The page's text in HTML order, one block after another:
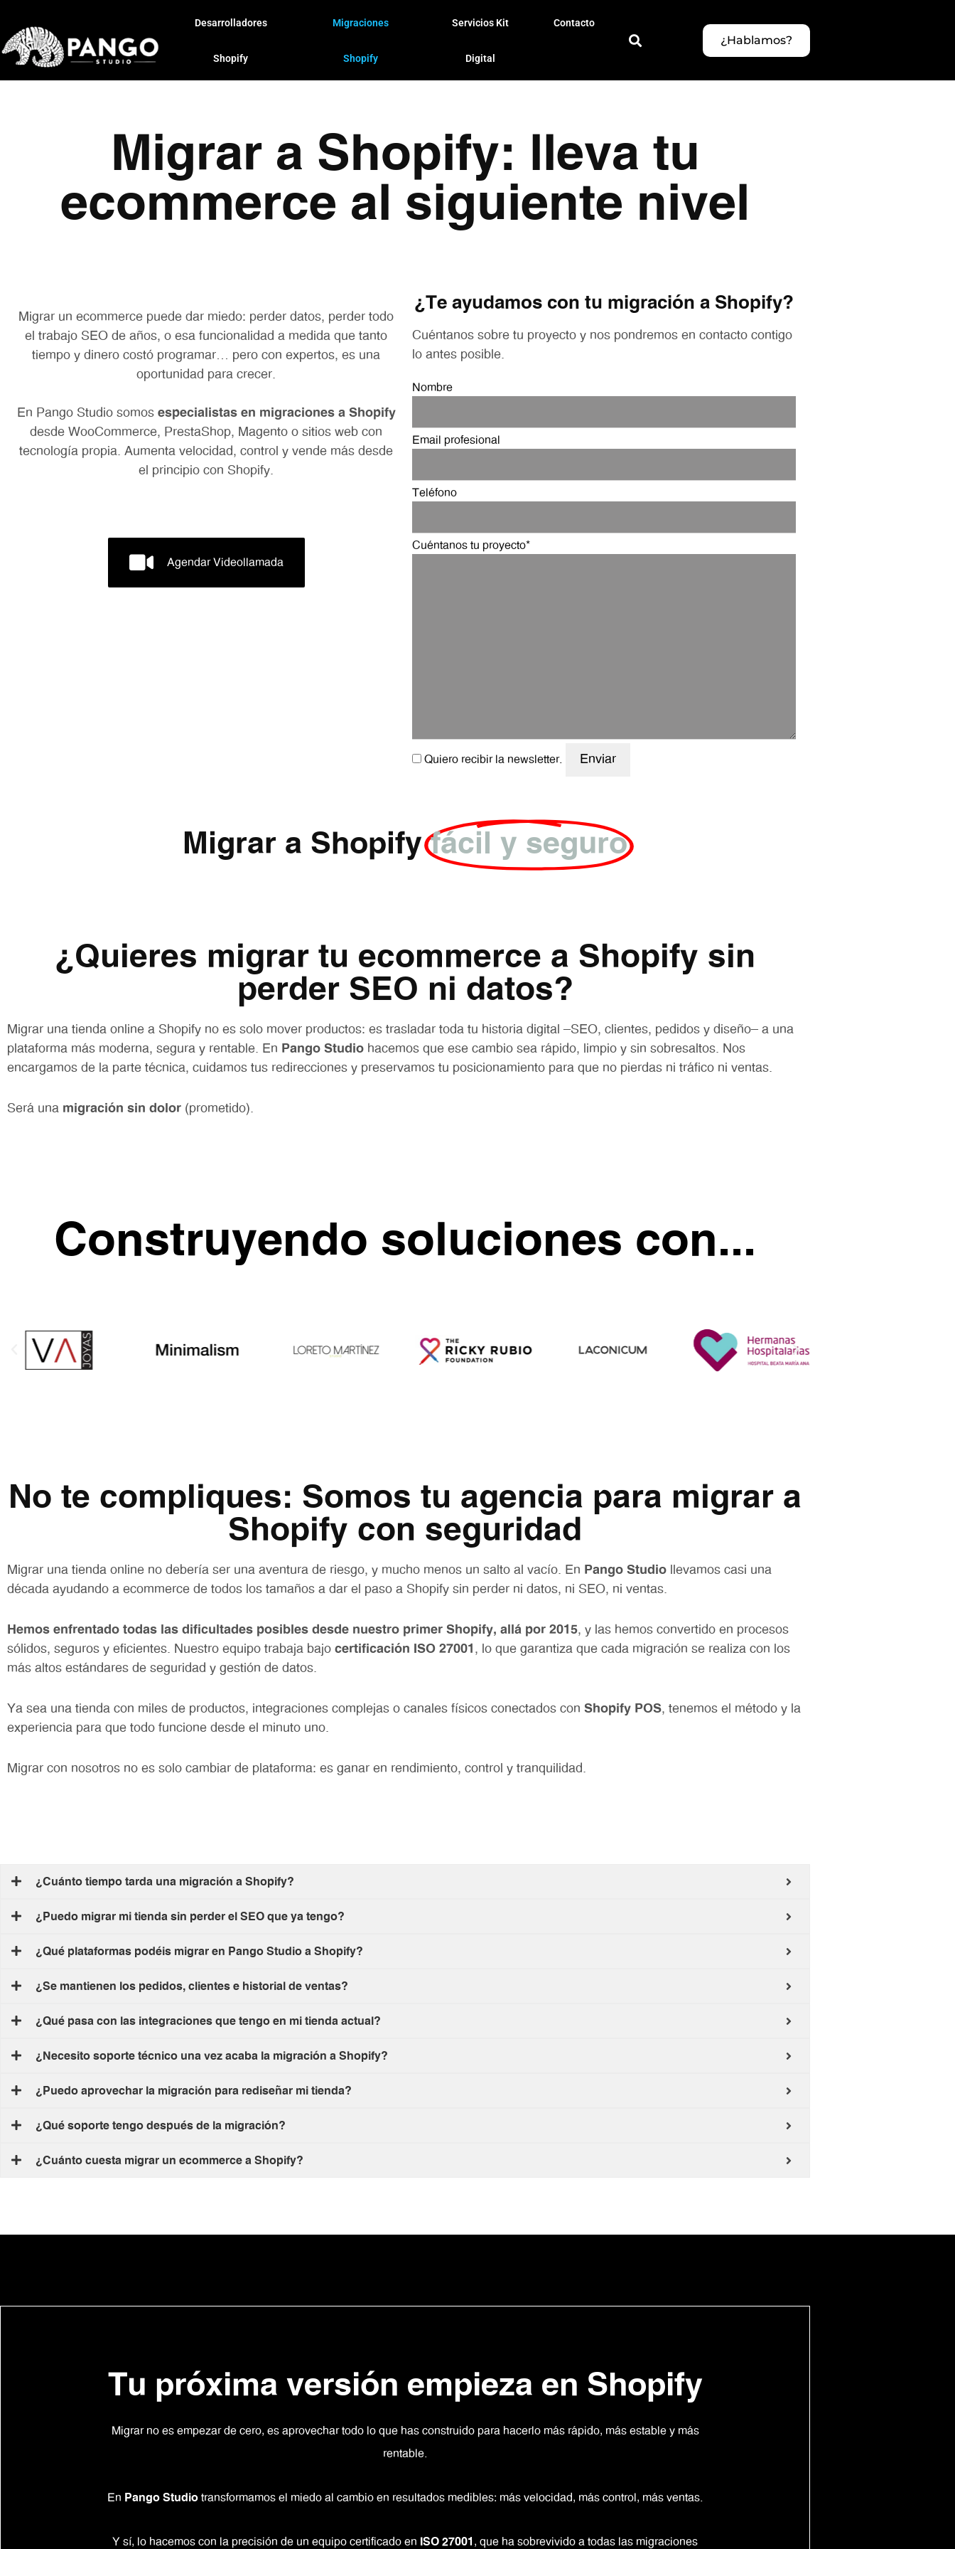
Desarrolladores
Shopify
Migraciones
Shopify
Servicios Kit
Digital
Contacto
¿Hablamos?
Migrar a Shopify: lleva tu
ecommerce al siguiente nivel
Migrar un ecommerce puede dar miedo: perder datos, perder todo
el trabajo SEO de años, o esa funcionalidad a medida que tanto
tiempo y dinero costó programar… pero con expertos, es una
oportunidad para crecer.
En Pango Studio somos especialistas en migraciones a Shopify
desde WooCommerce, PrestaShop, Magento o sitios web con
tecnología propia. Aumenta velocidad, control y vende más desde
el principio con Shopify.
Agendar Videollamada
¿Te ayudamos con tu migración a Shopify?
Cuéntanos sobre tu proyecto y nos pondremos en contacto contigo
lo antes posible.
Nombre
Email profesional
Teléfono
Cuéntanos tu proyecto*
Quiero recibir la newsletter.
Migrar a Shopify fácil y seguro
¿Quieres migrar tu ecommerce a Shopify sin
perder SEO ni datos?
Migrar una tienda online a Shopify no es solo mover productos: es trasladar toda tu historia digital —SEO, clientes, pedidos y diseño— a una
plataforma más moderna, segura y rentable. En Pango Studio hacemos que ese cambio sea rápido, limpio y sin sobresaltos. Nos
encargamos de la parte técnica, cuidamos tus redirecciones y preservamos tu posicionamiento para que no pierdas ni tráfico ni ventas.
Será una migración sin dolor (prometido).
Construyendo soluciones con...
No te compliques: Somos tu agencia para migrar a
Shopify con seguridad
Migrar una tienda online no debería ser una aventura de riesgo, y mucho menos un salto al vacío. En Pango Studio llevamos casi una
década ayudando a ecommerce de todos los tamaños a dar el paso a Shopify sin perder ni datos, ni SEO, ni ventas.
Hemos enfrentado todas las dificultades posibles desde nuestro primer Shopify, allá por 2015, y las hemos convertido en procesos
sólidos, seguros y eficientes. Nuestro equipo trabaja bajo certificación ISO 27001 , lo que garantiza que cada migración se realiza con los
más altos estándares de seguridad y gestión de datos.
Ya sea una tienda con miles de productos, integraciones complejas o canales físicos conectados con Shopify POS, tenemos el método y la
experiencia para que todo funcione desde el minuto uno.
Migrar con nosotros no es solo cambiar de plataforma: es ganar en rendimiento, control y tranquilidad.
¿Cuánto tiempo tarda una migración a Shopify?
¿Puedo migrar mi tienda sin perder el SEO que ya tengo?
¿Qué plataformas podéis migrar en Pango Studio a Shopify?
¿Se mantienen los pedidos, clientes e historial de ventas?
¿Qué pasa con las integraciones que tengo en mi tienda actual?
¿Necesito soporte técnico una vez acaba la migración a Shopify?
¿Puedo aprovechar la migración para rediseñar mi tienda?
¿Qué soporte tengo después de la migración?
¿Cuánto cuesta migrar un ecommerce a Shopify?
Tu próxima versión empieza en Shopify
Migrar no es empezar de cero, es aprovechar todo lo que has construido para hacerlo más rápido, más estable y más
rentable.
En Pango Studio transformamos el miedo al cambio en resultados medibles: más velocidad, más control, más ventas.
Y sí, lo hacemos con la precisión de un equipo certificado en ISO 27001 , que ha sobrevivido a todas las migraciones